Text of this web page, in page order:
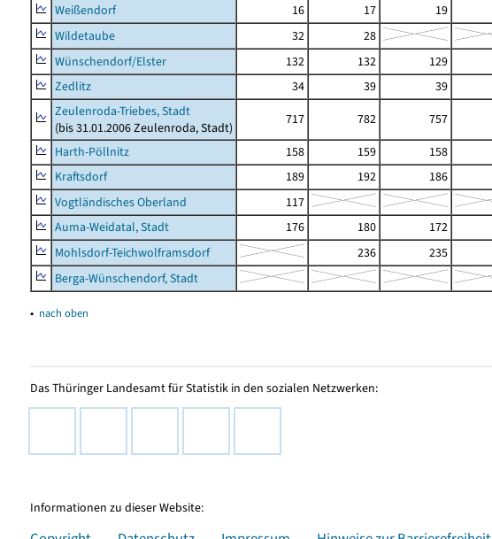
Weißendorf
16 17 19
Wildetaube
32
28
Wünschendorf/Elster
132 132 129
Zedlitz
34 39 39
Zeulenroda-Triebes, Stadt
(bis 31.01.2006 Zeulenroda, Stadt)
717 782 757
Harth-Pöllnitz
158 159 158
Kraftsdorf
189 192 186
Vogtländisches Oberland
117
Auma-Weidatal, Stadt
176 180 172
Mohlsdorf-Teichwolframsdorf
236 235
Berga-Wünschendorf, Stadt
▴ nach oben
Das Thüringer Landesamt für Statistik in den sozialen Netzwerken:
Informationen zu dieser Website: